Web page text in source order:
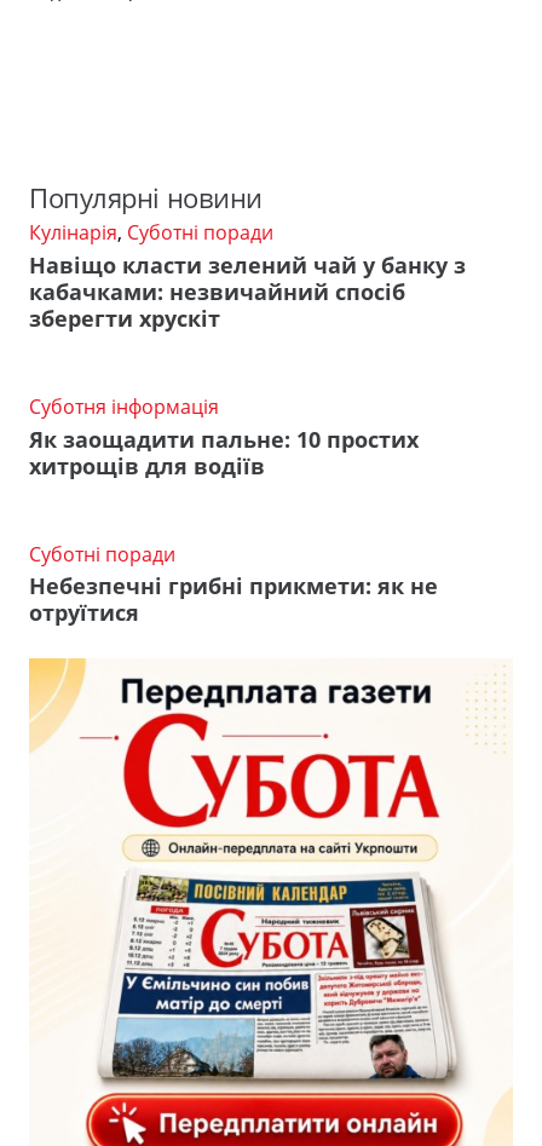
Популярні новини
Кулінарія, Суботні поради
Навіщо класти зелений чай у банку з
кабачками: незвичайний спосіб
зберегти хрускіт
Суботня інформація
Як заощадити пальне: 10 простих
хитрощів для водіїв
Суботні поради
Небезпечні грибні прикмети: як не
отруїтися